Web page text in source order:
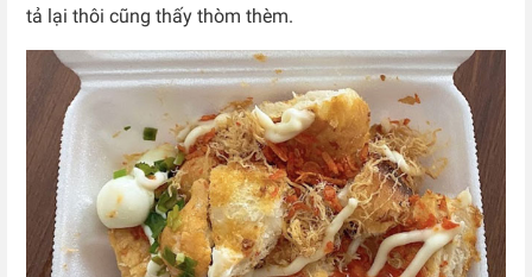
tả lại thôi cũng thấy thòm thèm.